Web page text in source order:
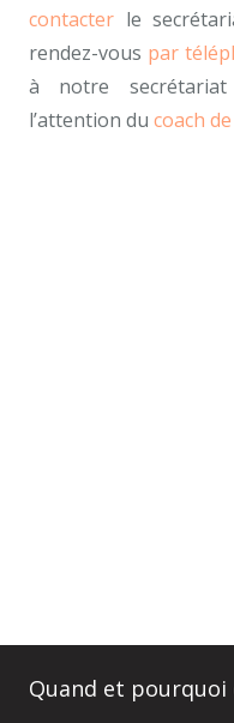
contacter le
rendez-vous par
à notre secrétariat
l’attention du coach
Quand et pourquoi